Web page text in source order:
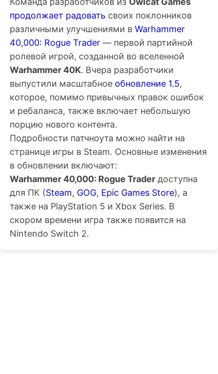
продолжает радовать своих поклонников
различными улучшениями в Warhammer
40,000: Rogue Trader — первой партийной
ролевой игрой, созданной во вселенной
Warhammer 40K. Вчера разработчики
выпустили масштабное обновление 1.5,
которое, помимо привычных правок ошибок
и ребаланса, также включает небольшую
порцию нового контента.
Подробности патчноута можно найти на
странице игры в Steam. Основные изменения
в обновлении включают:
Warhammer 40,000: Rogue Trader доступна
для ПК (Steam, GOG, Epic Games Store), а
также на PlayStation 5 и Xbox Series. В
скором времени игра также появится на
Nintendo Switch 2.